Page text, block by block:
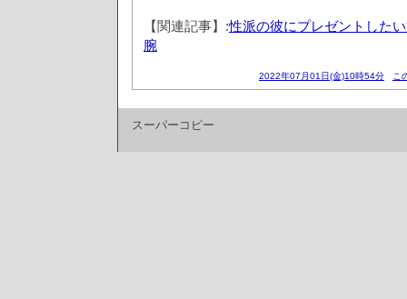
【関連記事】:性派の彼にプレゼントした
腕
2022年07月01日(金)10時54分 こ
スーパーコピー